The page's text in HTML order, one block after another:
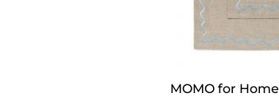
MOMO for Home